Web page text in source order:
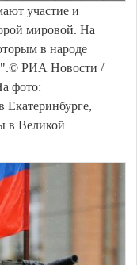
участие и
мировой. На
в народе
РИА Новости /
фото:
Екатеринбурге,
в Великой